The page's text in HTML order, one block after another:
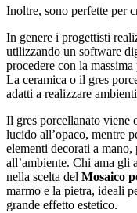
Inoltre, sono perfette per
In genere i progettisti
utilizzando un software
procedere con la
La ceramica o il gres
adatti a realizzare
Il gres porcellanato viene
lucido all’opaco, mentre
elementi decorati a
all’ambiente. Chi ama gli
nella scelta del Mosaico
marmo e la pietra, ideali
grande effetto estetico.